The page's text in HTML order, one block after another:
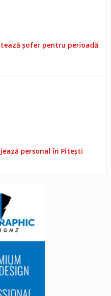
șofer pentru perioadă
personal în Pitești